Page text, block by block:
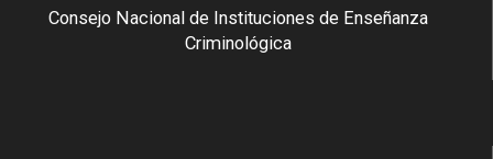
Consejo Nacional de Instituciones de Enseñanza
Criminológica